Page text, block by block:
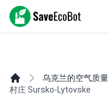
SaveEcoBot
乌克兰的空气质量
村庄 Sursko-Lytovske